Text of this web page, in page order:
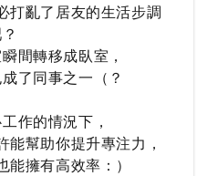
打亂了居友的生活步調
間轉移成臥室，
了同事之一（？
作的情況下，
能幫助你提升專注力，
擁有高效率：）